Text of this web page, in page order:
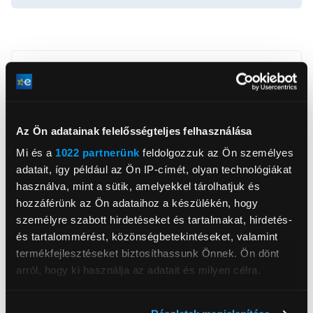
Az Ön adatainak felelősségteljes felhasználása
Mi és a 1022 partnerünk feldolgozzuk az Ön személyes
adatait, így például az Ön IP-címét, olyan technológiákat
használva, mint a sütik, amelyekkel tárolhatjuk és
hozzáférünk az Ön adataihoz a készülékén, hogy
személyre szabott hirdetéseket és tartalmakat, hirdetés-
és tartalommérést, közönségbetekintéseket, valamint
termékfejlesztéseket biztosíthassunk Önnek. Ön dönt
arról, hogy ki használja az adatait és milyen célra.
info@gorenje.hu
Főzőlap típus
Gáz főzőlap
Tűzhely típus
Villanytűzhely
Sütő űrtartalma
70 l
Tárolórekesz
Igen
Gázrózsák száma
4 db